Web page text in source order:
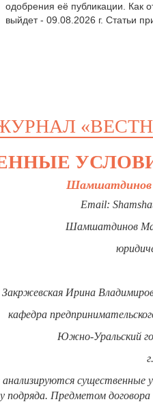
одобрения её публикации. Как
выйдет - 09.08.2026 г. Статьи
Шамшатдинов
Email:
Шамшатдинов
Закржевская Ирина
кафедра
Южно-Уральский
существенные
подряда. Предметом договора